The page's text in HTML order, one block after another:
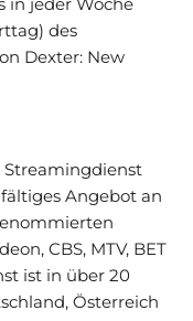
in jeder Woche
des
Dexter: New
Angebot an
CBS, MTV, BET
ist in über 20
Österreich